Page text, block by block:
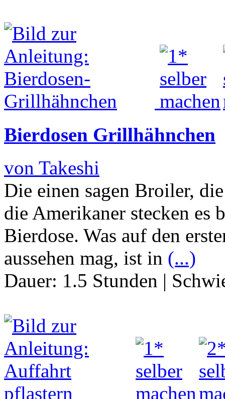
Bierdosen Grillhähnchen
von Takeshi
Die einen sagen Broiler,
die Amerikaner stecken es
Bierdose. Was auf den
aussehen mag, ist in (...)
Dauer: 1.5 Stunden |